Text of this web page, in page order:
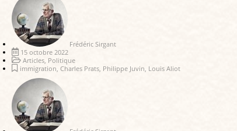
Frédéric Sirgant
15 octobre 2022
Articles Politique
immigration Charles Prats Philippe Juvin Louis Aliot